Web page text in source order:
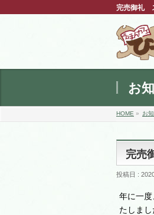
完売御礼
お
HOME » お
完売
投稿日 :
年に一
たしま